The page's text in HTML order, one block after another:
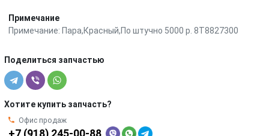
Примечание
Примечание: Пара,Красный,По штучно 5000 р. 8T8827300
Поделиться запчастью
Хотите купить запчасть?
Офис продаж
+7 (918) 245-00-88